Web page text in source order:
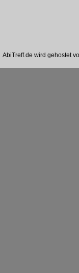
AbiTreff.de wird gehostet